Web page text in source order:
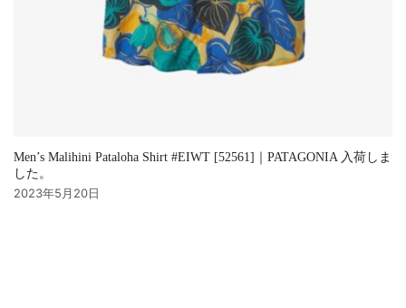
Men’s Malihini Pataloha Shirt #EIWT [52561]｜PATAGONIA 入荷しま
した。
2023年5月20日